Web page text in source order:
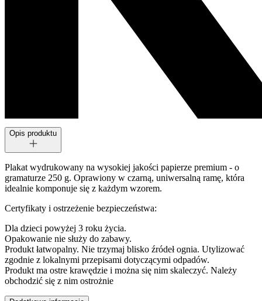
Opis produktu
Plakat wydrukowany na wysokiej jakości papierze premium - o
gramaturze 250 g. Oprawiony w czarną, uniwersalną ramę, która
idealnie komponuje się z każdym wzorem.
Certyfikaty i ostrzeżenie bezpieczeństwa:
Dla dzieci powyżej 3 roku życia.
Opakowanie nie służy do zabawy.
Produkt łatwopalny. Nie trzymaj blisko źródeł ognia. Utylizować
zgodnie z lokalnymi przepisami dotyczącymi odpadów.
Produkt ma ostre krawędzie i można się nim skaleczyć. Należy
obchodzić się z nim ostrożnie